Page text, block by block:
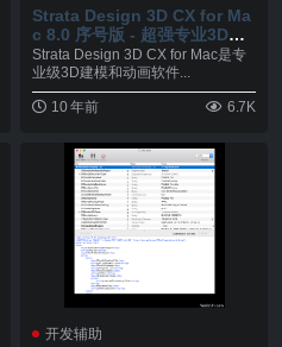
Strata Design 3D CX for Ma
c 8.0 序号版 - 超强专业3D建
模动画软件
Strata Design 3D CX for Mac是专
业级3D建模和动画软件...
10 年前 6.7K
开发辅助